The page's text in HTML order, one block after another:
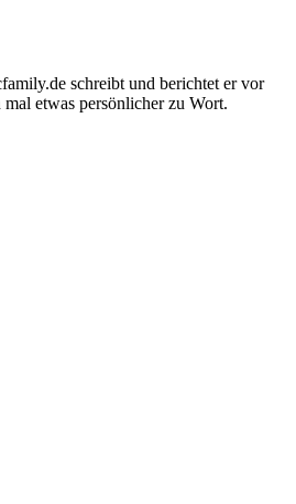
schreibt und berichtet er vor
etwas persönlicher zu Wort.